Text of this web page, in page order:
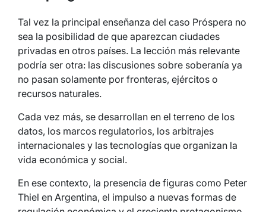
Tal vez la principal enseñanza del caso Próspera no
sea la posibilidad de que aparezcan ciudades
privadas en otros países. La lección más relevante
podría ser otra: las discusiones sobre soberanía ya
no pasan solamente por fronteras, ejércitos o
recursos naturales.
Cada vez más, se desarrollan en el terreno de los
datos, los marcos regulatorios, los arbitrajes
internacionales y las tecnologías que organizan la
vida económica y social.
En ese contexto, la presencia de figuras como Peter
Thiel en Argentina, el impulso a nuevas formas de